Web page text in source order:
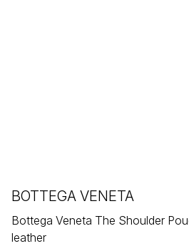
BOTTEGA VENETA
Bottega Veneta The Shoulder
leather